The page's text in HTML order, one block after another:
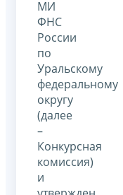
МИ
ФНС
России
по
Уральскому
федеральному
округу
(далее
–
Конкурсная
комиссия)
и